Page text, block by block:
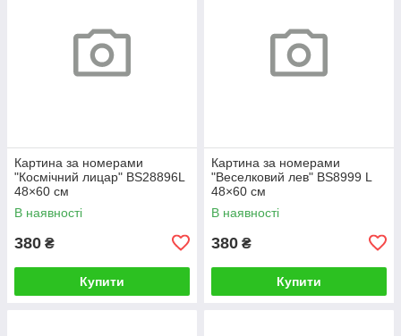
Картина за номерами
"Космічний лицар" BS28896L
48×60 см
В наявності
380 ₴
Купити
Картина за номерами
"Веселковий лев" BS8999 L
48×60 см
В наявності
380 ₴
Купити